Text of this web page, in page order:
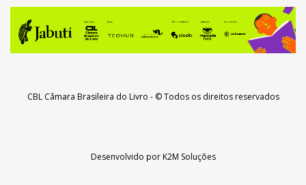
CBL Câmara Brasileira do Livro - © Todos os direitos reservados
Desenvolvido porK2M Soluções